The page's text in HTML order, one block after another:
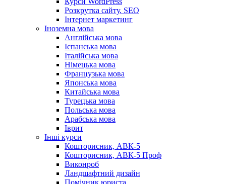
Розкрутка сайту. SEO
Інтернет маркетинг
Іноземна мова
Англійська мова
Іспанська мова
Італійська мова
Німецька мова
Французька мова
Японська мова
Китайська мова
Турецька мова
Польська мова
Арабська мова
Іврит
Інші курси
Кошторисник, АВК-5
Кошторисник, АВК-5 Проф
Виконроб
Ландшафтний дизайн
Помічник юриста